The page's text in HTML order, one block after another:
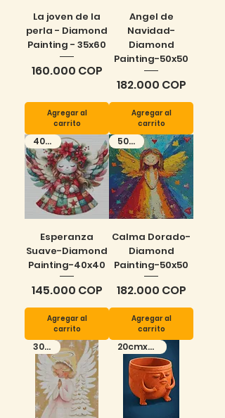
La joven de la
perla - Diamond
Painting - 35x60
Precio
160.000 COP
Agregar al
carrito
Angel de
Navidad-
Diamond
Painting-50x50
Precio
182.000 COP
Agregar al
carrito
40x40
Esperanza
Suave-Diamond
Painting-40x40
Precio
145.000 COP
Agregar al
carrito
50x50
Calma Dorado-
Diamond
Painting-50x50
Precio
182.000 COP
Agregar al
carrito
30x40 20cmx20cm